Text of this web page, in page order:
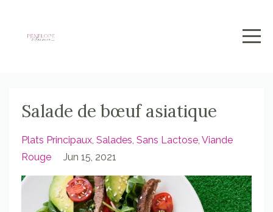
Salade de bœuf asiatique
Plats Principaux Salades Sans Lactose Viande
Rouge
Jun 15, 2021